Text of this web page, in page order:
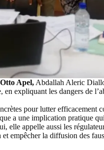
Apel, Abdallah Aleric
expliquant les dangers de
pour lutter efficacement
a une implication pratique
elle appelle aussi les
empêcher la diffusion des